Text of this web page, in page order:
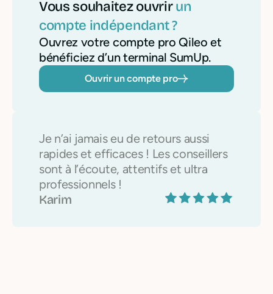
Vous souhaitez ouvrirun
compte indépendant ?
Ouvrez votre compte pro Qileo et
bénéficiez d’un terminal SumUp.
Ouvrir un compte pro
Je n’ai jamais eu de retours aussi
rapides et efficaces ! Les conseillers
sont à l’écoute, attentifs et ultra
professionnels !
Karim